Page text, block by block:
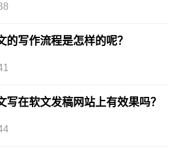
的写作流程是怎样的呢？
写在软文发稿网站上有效果吗？